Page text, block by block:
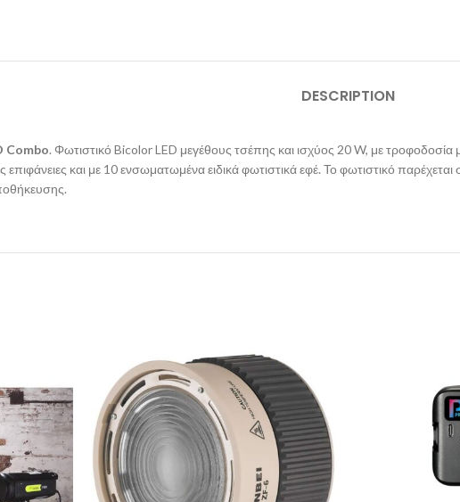
DESCRIPTION
Combo. Φωτιστικό Bicolor LED μεγέθους τσέπης και ισχύος 20 W, με
επιφάνειες και με 10 ενσωματωμένα ειδικά φωτιστικά εφέ. Το φωτιστικό